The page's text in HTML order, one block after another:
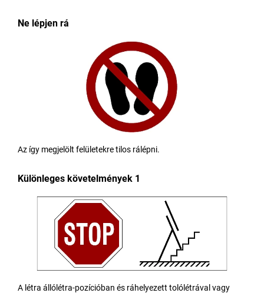
Ne lépjen rá
Az így megjelölt felületekre tilos rálépni.
Különleges követelmények 1
A létra állólétra-pozícióban és ráhelyezett tolólétrával vagy